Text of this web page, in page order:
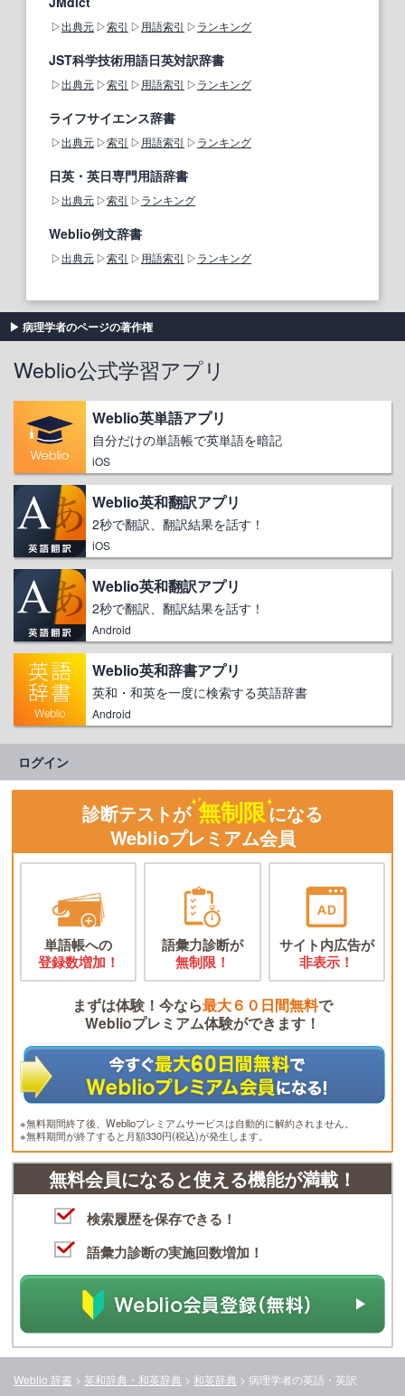
出典元 索引 用語索引 ランキング
JST科学技術用語日英対訳辞書
出典元 索引 用語索引 ランキング
ライフサイエンス辞書
出典元 索引 用語索引 ランキング
日英・英日専門用語辞書
出典元 索引 ランキング
Weblio例文辞書
出典元 索引 用語索引 ランキング
病理学者のページの著作権
Weblio公式学習アプリ
Weblio英単語アプリ
自分だけの単語帳で英単語を暗記
iOS
Weblio英和翻訳アプリ
2秒で翻訳、翻訳結果を話す！
iOS
Weblio英和翻訳アプリ
2秒で翻訳、翻訳結果を話す！
Android
Weblio英和辞書アプリ
英和・和英を一度に検索する英語辞書
Android
ログイン
診断テストが 無制限になる
Weblioプレミアム会員
単語帳への
登録数増加！
語彙力診断が
無制限！
サイト内広告が
非表示！
まずは体験！今なら最大６０日間無料で
Weblioプレミアム体験ができます！
※無料期間終了後、Weblioプレミアムサービスは自動的に解約されません。
※無料期間が終了すると月額330円(税込)が発生します。
無料会員になると使える機能が満載！
検索履歴を保存できる！
語彙力診断の実施回数増加！
Weblio 辞書 > 英和辞典・和英辞典 > 和英辞典 > 病理学者の英語・英訳